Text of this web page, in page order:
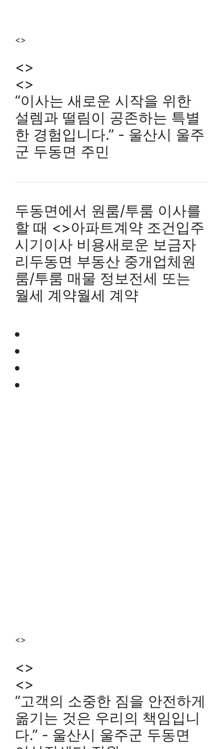
<>
<>
<>
“이사는 새로운 시작을 위한
설렘과 떨림이 공존하는 특별
한 경험입니다.” - 울산시 울주
군 두동면 주민
두동면에서 원룸/투룸 이사를
할 때 <>아파트계약 조건입주
시기이사 비용새로운 보금자
리두동면 부동산 중개업체원
룸/투룸 매물 정보전세 또는
월세 계약월세 계약
<>
<>
<>
“고객의 소중한 짐을 안전하게
옮기는 것은 우리의 책임입니
다.” - 울산시 울주군 두동면